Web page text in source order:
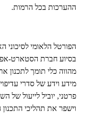
ההערכות בכל הרמות.
הפורטל הלאומי
בסיוע חברת הסטארט-
מהווה כלי תומך לתכנון
מידע וידע של סדרי
פרטני, יוביל לייעול של
וישפר את תהליכי התכנון